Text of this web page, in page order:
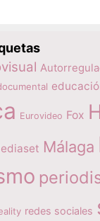
Eurovideo Fox
Málaga
redes sociales